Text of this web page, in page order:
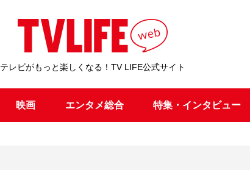
テレビがもっと楽しくなる！TV LIFE公式サイト
映画 エンタメ総合 特集・インタビュー